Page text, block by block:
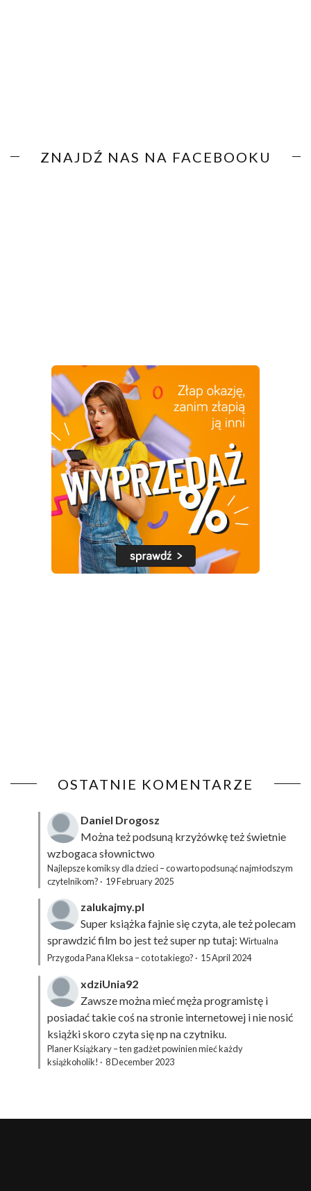
ZNAJDŹ NAS NA FACEBOOKU
OSTATNIE KOMENTARZE
Daniel Drogosz
Można też podsuną krzyżówkęteż świetnie
wzbogaca słownictwo
Najlepsze komiksy dla dzieci – co warto podsunąć najmłodszym
czytelnikom? · 19 February 2025
zalukajmy.pl
Super książka fajnie się czyta, ale też polecam
sprawdzić film bo jest też super np tutaj: Wirtualna
Przygoda Pana Kleksa – co to takiego? · 15 April 2024
xdziUnia92
Zawsze można mieć męża programistę i
posiadać takie coś na stronie internetowej i nie nosić
książki skoro czyta się np na czytniku.
Planer Książkary – ten gadżet powinien mieć każdy
książkoholik! · 8 December 2023